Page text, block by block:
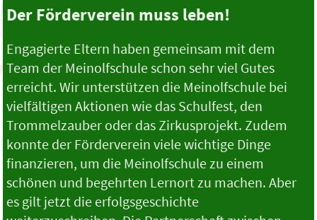
Der Förderverein muss leben!
Engagierte Eltern haben gemeinsam mit dem
Team der Meinolfschule schon sehr viel Gutes
erreicht. Wir unterstützen die Meinolfschule bei
vielfältigen Aktionen wie das Schulfest, den
Trommelzauber oder das Zirkusprojekt. Zudem
konnte der Förderverein viele wichtige Dinge
finanzieren, um die Meinolfschule zu einem
schönen und begehrten Lernort zu machen. Aber
es gilt jetzt die erfolgsgeschichte